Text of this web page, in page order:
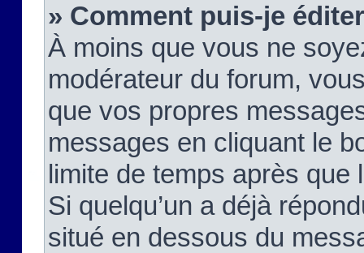
» Comment puis-je
À moins que vous ne
modérateur du forum,
que vos propres
messages en cliquant le
limite de temps après que
Si quelqu’un a déjà
situé en dessous du